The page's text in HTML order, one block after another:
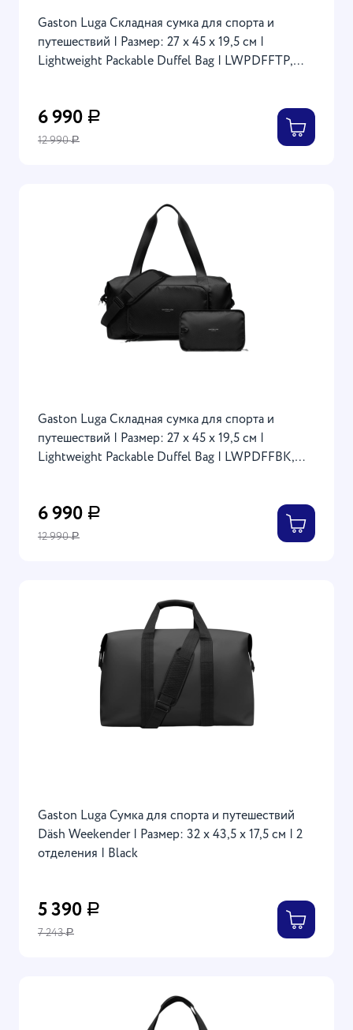
Gaston Luga Складная сумка для спорта и
путешествий | Размер: 27 x 45 x 19,5 см |
Lightweight Packable Duffel Bag | LWPDFFTP,
6 990 Р
12 990Р
Gaston Luga Складная сумка для спорта и
путешествий | Размер: 27 x 45 x 19,5 см |
Lightweight Packable Duffel Bag | LWPDFFBK,
6 990 Р
12 990Р
Gaston Luga Сумка для спорта и путешествий
Däsh Weekender | Размер: 32 х 43,5 х 17,5 см | 2
отделения | Black
5 390 Р
7 243Р